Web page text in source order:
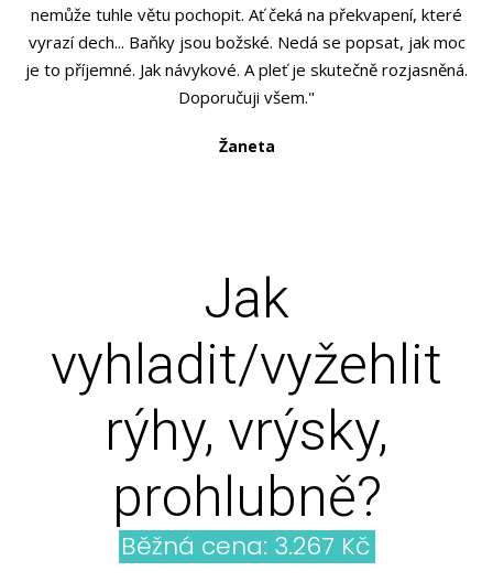
nemůže tuhle větu pochopit. Ať čeká na překvapení, které
vyrazí dech... Baňky jsou božské. Nedá se popsat, jak moc
je to příjemné. Jak návykové. A pleť je skutečně rozjasněná.
Doporučuji všem."
Žaneta
Jak
vyhladit/vyžehlit
rýhy, vrýsky,
prohlubně?
Běžná cena: 3.267 Kč